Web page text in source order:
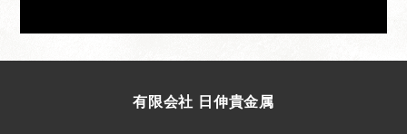
有限会社 日伸貴金属